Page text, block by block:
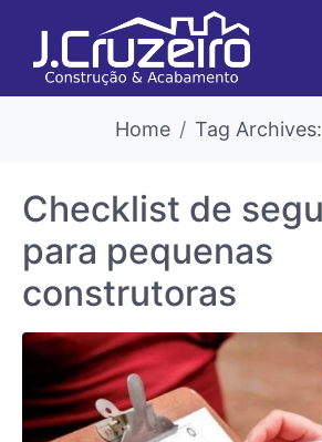
Home Tag
Checklist de
para pequenas
construtoras